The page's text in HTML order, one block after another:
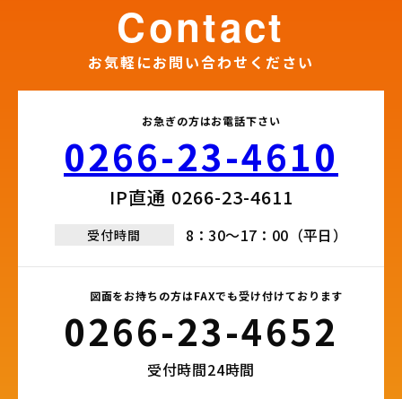
お気軽にお問い合わせください
contact
お急ぎの方はお電話下さい
0266-23-4610​
IP直通 0266-23-4611​
受付時間 8：30～17：00（平日）
図面をお持ちの方はFAXでも受け付けております
0266-23-4652​
受付時間24時間